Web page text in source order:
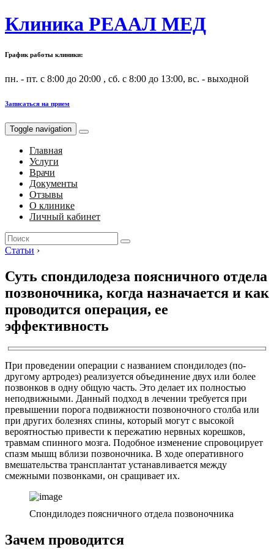
Клиника РЕААЛ МЕД
График работы клиники:
пн. - пт. с 8:00 до 20:00 , сб. с 8:00 до 13:00, вс. - выходной
Записаться на прием
Toggle navigation
Главная
Услуги
Врачи
Документы
Отзывы
О клинике
Личный кабинет
Search
for:
Статьи ›
Суть спондилодеза поясничного отдела
позвоночника, когда назначается и как
проводится операция, ее
эффективность
При проведении операции с названием спондилодез (по-
другому артродез) реализуется объединение двух или более
позвонков в одну общую часть. Это делает их полностью
неподвижными. Данный подход в лечении требуется при
превышении порога подвижности позвоночного столба или
при других болезнях спины, который могут с высокой
вероятностью привести к пережатию нервных корешков,
травмам спинного мозга. Подобное изменение спровоцирует
спазм мышц вблизи позвоночника. В ходе оперативного
вмешательства трансплантат устанавливается между
смежными позвонками, он сращивает их.
Спондилодез поясничного отдела позвоночника
Зачем проводится